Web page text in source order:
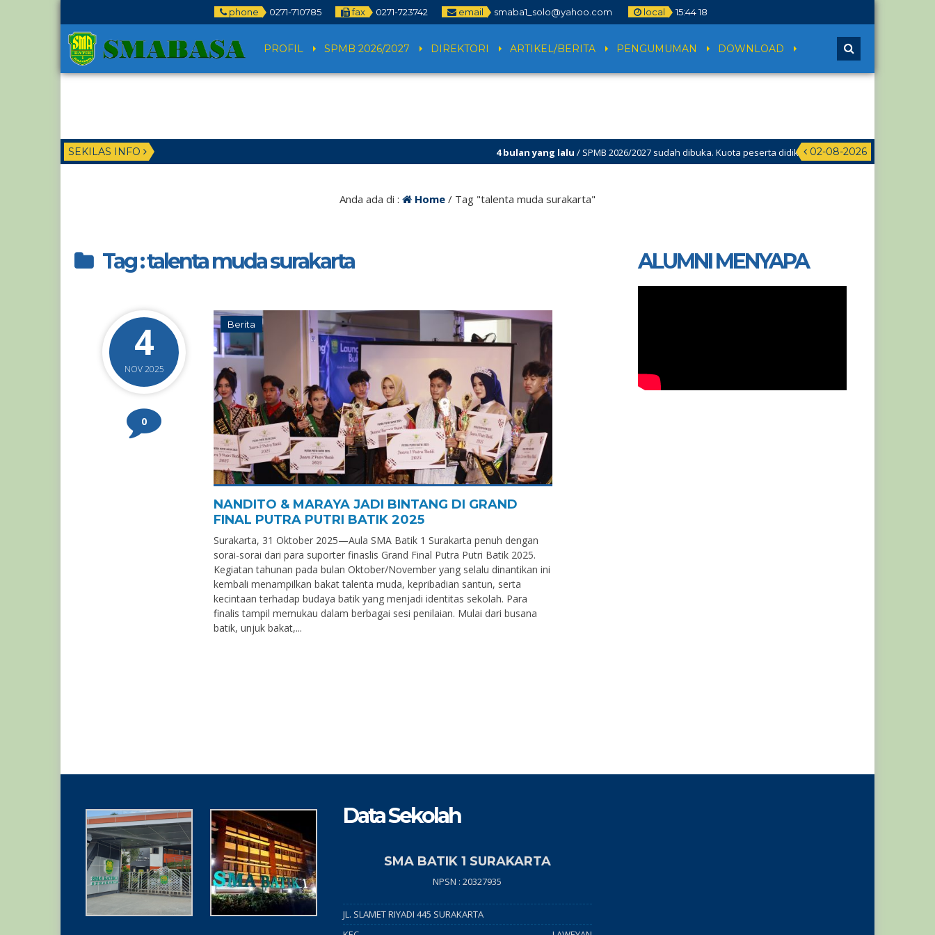
phone 0271-710785 fax 0271-723742 email smaba1_solo@yahoo.com local 15:4418
PROFIL SPMB 2026/2027 DIREKTORI ARTIKEL/BERITA PENGUMUMAN DOWNLOAD
SEKILAS INFO 02-08-2026
4 bulan yang lalu/ SPMB 2026/2027 sudah dibuka. Kuota peserta didik hampir penuh. Silakan segera
dan SPMB ditutup!
Anda ada di : Home / Tag "talenta muda surakarta"
Tag : talenta muda surakarta
4
NOV 2025
0
Berita
NANDITO & MARAYA JADI BINTANG DI GRAND
FINAL PUTRA PUTRI BATIK 2025
Surakarta, 31 Oktober 2025—Aula SMA Batik 1 Surakarta penuh dengan
sorai-sorai dari para suporter finaslis Grand Final Putra Putri Batik 2025.
Kegiatan tahunan pada bulan Oktober/November yang selalu dinantikan ini
kembali menampilkan bakat talenta muda, kepribadian santun, serta
kecintaan terhadap budaya batik yang menjadi identitas sekolah. Para
finalis tampil memukau dalam berbagai sesi penilaian. Mulai dari busana
batik, unjuk bakat,...
ALUMNI MENYAPA
Data Sekolah
SMA BATIK 1 SURAKARTA
NPSN : 20327935
JL. SLAMET RIYADI 445 SURAKARTA